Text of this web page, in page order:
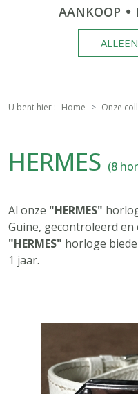
AANKOOP
U bent hier : Home Onze
HERMES (8
Al onze "HERMES"
Guine, gecontroleerd
"HERMES" horloge
1 jaar.